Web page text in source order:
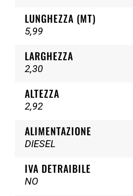
LUNGHEZZA (MT)
5,99
LARGHEZZA
2,30
ALTEZZA
2,92
ALIMENTAZIONE
DIESEL
IVA DETRAIBILE
NO